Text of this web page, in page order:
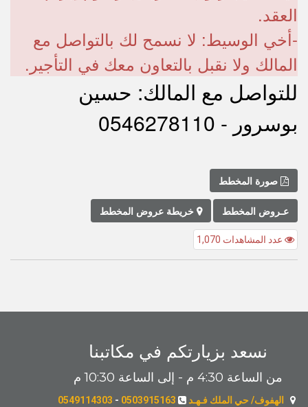
العقد.
-أخي الوسيط: لا نسمح لك بالتواصل مع
المالك ولا نقبل بالتعاون معك في التأجير.
للتواصل مع المالك: حسين
بوسرور - 0546278110
صورة المخطط
عـروض المخطط خريطة عروض المخطط
عدد المشاهدات 1,070
نسعد بزيارتكم في مكاتبنا
من الساعة 4:30 م - إلى الساعة 10:30 م
الهفوف/ حي الملك فـهـد 0503915163
-
0549114303